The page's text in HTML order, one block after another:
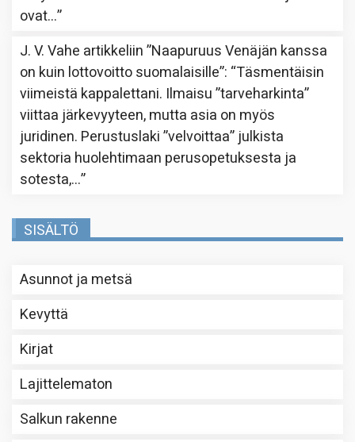
ovat…”
J. V. Vahe artikkeliin”Naapuruus Venäjän kanssa
on kuin lottovoitto suomalaisille”: “Täsmentäisin
viimeistä kappalettani. Ilmaisu ”tarveharkinta”
viittaa järkevyyteen, mutta asia on myös
juridinen. Perustuslaki ”velvoittaa” julkista
sektoria huolehtimaan perusopetuksesta ja
sotesta,…”
SISÄLTÖ
Asunnot ja metsä
Kevyttä
Kirjat
Lajittelematon
Salkun rakenne